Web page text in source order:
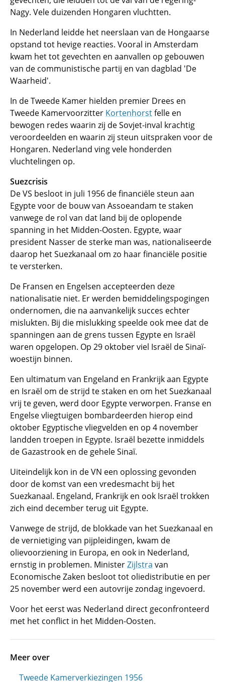
Nagy. Vele duizenden Hongaren vluchtten.
In Nederland leidde het neerslaan van de Hongaarse
opstand tot hevige reacties. Vooral in Amsterdam
kwam het tot gevechten en aanvallen op gebouwen
van de communistische partij en van dagblad 'De
Waarheid'.
In de Tweede Kamer hielden premier Drees en
Tweede Kamervoorzitter Kortenhorstfelle en
bewogen redes waarin zij de Sovjet-inval krachtig
veroordeelden en waarin zij steun uitspraken voor de
Hongaren. Nederland ving vele honderden
vluchtelingen op.
Suezcrisis
De VS besloot in juli 1956 de financiële steun aan
Egypte voor de bouw van Assoeandam te staken
vanwege de rol van dat land bij de oplopende
spanning in het Midden-Oosten. Egypte, waar
president Nasser de sterke man was, nationaliseerde
daarop het Suezkanaal om zo haar financiële positie
te versterken.
De Fransen en Engelsen accepteerden deze
nationalisatie niet. Er werden bemiddelingspogingen
ondernomen, die na aanvankelijk succes echter
mislukten. Bij die mislukking speelde ook mee dat de
spanningen aan de grens tussen Egypte en Israël
waren opgelopen. Op 29 oktober viel Israël de Sinaï-
woestijn binnen.
Een ultimatum van Engeland en Frankrijk aan Egypte
en Israël om de strijd te staken en om het Suezkanaal
vrij te geven, werd door Egypte verworpen. Franse en
Engelse vliegtuigen bombardeerden hierop eind
oktober Egyptische vliegvelden en op 4 november
landden troepen in Egypte. Israël bezette inmiddels
de Gazastrook en de gehele Sinaï.
Uiteindelijk kon in de VN een oplossing gevonden
door de komst van een vredesmacht bij het
Suezkanaal. Engeland, Frankrijk en ook Israël trokken
zich eind december terug uit Egypte.
Vanwege de strijd, de blokkade van het Suezkanaal en
de vernietiging van pijpleidingen, kwam de
olievoorziening in Europa, en ook in Nederland,
ernstig in problemen. MinisterZijlstra van
Economische Zaken besloot tot oliedistributie en per
25 november werd een autovrije zondag ingevoerd.
Voor het eerst was Nederland direct geconfronteerd
met het conflict in het Midden-Oosten.
Meer over
Tweede Kamerverkiezingen 1956